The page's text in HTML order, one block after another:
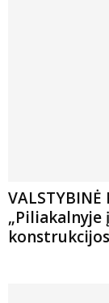
VALSTYBINĖ